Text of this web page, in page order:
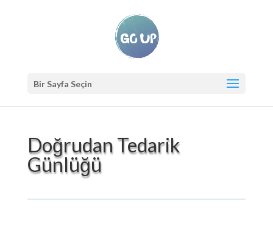
Bir Sayfa Seçin
Doğrudan Tedarik
Günlüğü